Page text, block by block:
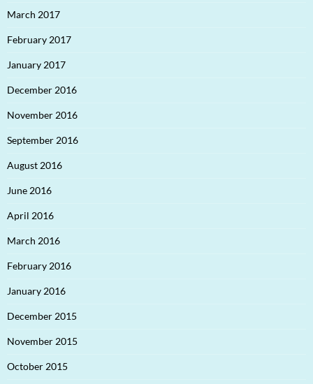
March 2017
February 2017
January 2017
December 2016
November 2016
September 2016
August 2016
June 2016
April 2016
March 2016
February 2016
January 2016
December 2015
November 2015
October 2015